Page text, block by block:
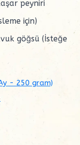
peyniri
için)
göğsü (İsteğe
- 250 gram)